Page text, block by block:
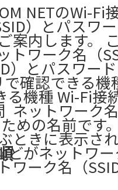
NETのWi-Fi
）とパスワ
案内します。
トワーク名（
）とパスワー
確認できる機
機種 Wi-Fi接
ネットワーク
めの名前です
ときに表示さ
がネットワー
ワーク名（